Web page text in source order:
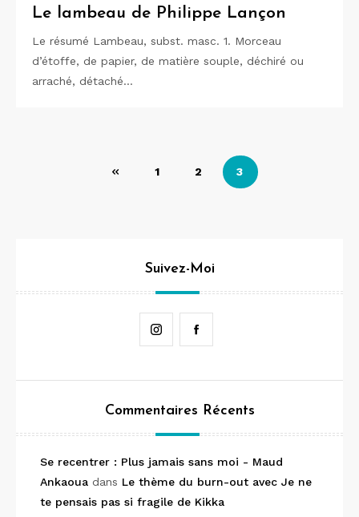
Le lambeau de Philippe Lançon
Le résumé Lambeau, subst. masc. 1. Morceau
d’étoffe, de papier, de matière souple, déchiré ou
arraché, détaché…
Navigation
1 2 3
Suivez-Moi
Instagram
Commentaires Récents
Se recentrer : Plus jamais sans moi - Maud
Ankaoua dans Le thème du burn-out avec Je ne
te pensais pas si fragile de Kikka